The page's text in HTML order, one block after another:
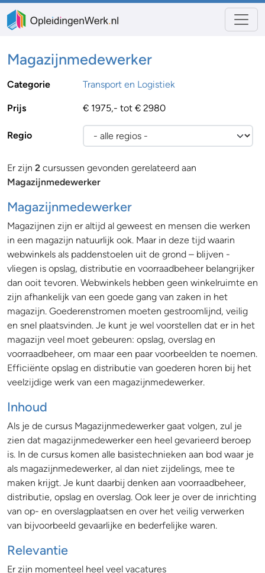
Magazijnmedewerker
Categorie Transport en Logistiek
Prijs € 1975,- tot € 2980
Regio
Er zijn 2 cursussen gevonden gerelateerd aan
Magazijnmedewerker
Magazijnmedewerker
Magazijnen zijn er altijd al geweest en mensen die werken
in een magazijn natuurlijk ook. Maar in deze tijd waarin
webwinkels als paddenstoelen uit de grond – blijven -
vliegen is opslag, distributie en voorraadbeheer belangrijker
dan ooit tevoren. Webwinkels hebben geen winkelruimte en
zijn afhankelijk van een goede gang van zaken in het
magazijn. Goederenstromen moeten gestroomlijnd, veilig
en snel plaatsvinden. Je kunt je wel voorstellen dat er in het
magazijn veel moet gebeuren: opslag, overslag en
voorraadbeheer, om maar een paar voorbeelden te noemen.
Efficiënte opslag en distributie van goederen horen bij het
veelzijdige werk van een magazijnmedewerker.
Inhoud
Als je de cursus Magazijnmedewerker gaat volgen, zul je
zien dat magazijnmedewerker een heel gevarieerd beroep
is. In de cursus komen alle basistechnieken aan bod waar je
als magazijnmedewerker, al dan niet zijdelings, mee te
maken krijgt. Je kunt daarbij denken aan voorraadbeheer,
distributie, opslag en overslag. Ook leer je over de inrichting
van op- en overslagplaatsen en over het veilig verwerken
van bijvoorbeeld gevaarlijke en bederfelijke waren.
Relevantie
Er zijn momenteel heel veel vacatures